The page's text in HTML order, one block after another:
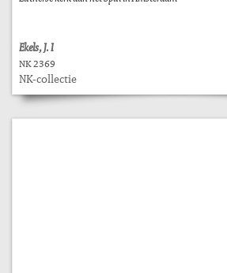
Ekels, J. I
NK 2369
NK-collectie